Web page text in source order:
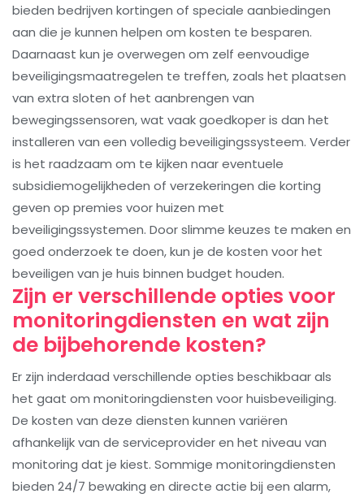
bieden bedrijven kortingen of speciale aanbiedingen
aan die je kunnen helpen om kosten te besparen.
Daarnaast kun je overwegen om zelf eenvoudige
beveiligingsmaatregelen te treffen, zoals het plaatsen
van extra sloten of het aanbrengen van
bewegingssensoren, wat vaak goedkoper is dan het
installeren van een volledig beveiligingssysteem. Verder
is het raadzaam om te kijken naar eventuele
subsidiemogelijkheden of verzekeringen die korting
geven op premies voor huizen met
beveiligingssystemen. Door slimme keuzes te maken en
goed onderzoek te doen, kun je de kosten voor het
beveiligen van je huis binnen budget houden.
Zijn er verschillende opties voor
monitoringdiensten en wat zijn
de bijbehorende kosten?
Er zijn inderdaad verschillende opties beschikbaar als
het gaat om monitoringdiensten voor huisbeveiliging.
De kosten van deze diensten kunnen variëren
afhankelijk van de serviceprovider en het niveau van
monitoring dat je kiest. Sommige monitoringdiensten
bieden 24/7 bewaking en directe actie bij een alarm,